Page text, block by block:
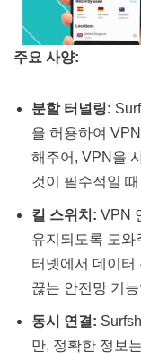
주요 사양:
분할 터널링:
을 허용하여
해주어, VPN을
것이 필수적일
킬 스위치: VPN
유지되도록 도와
터넷에서 데이터
끊는 안전망 기
동시 연결:
만, 정확한 정보